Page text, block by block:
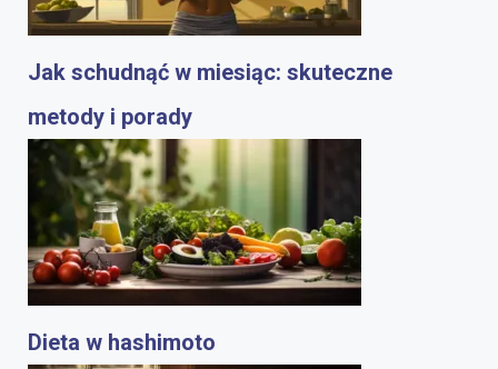
Jak schudnąć w miesiąc: skuteczne
metody i porady
Dieta w hashimoto